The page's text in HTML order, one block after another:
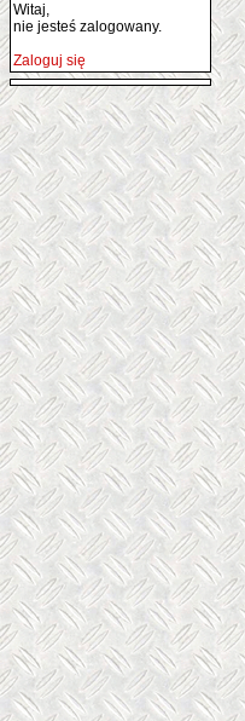
Witaj,
nie jesteś zalogowany.
Zaloguj się